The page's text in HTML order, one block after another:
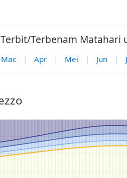
Terbenam Matahari
Mac | Apr | Mei | Jun |